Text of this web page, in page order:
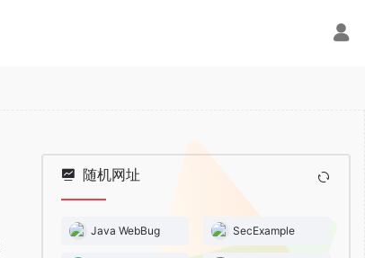
随机网址
Java WebBug SecExample